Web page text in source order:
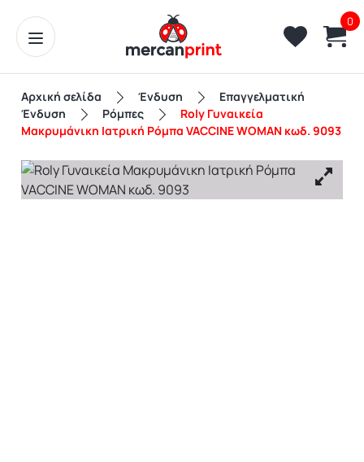
0
Αρχική σελίδα Ένδυση
Επαγγελματική
Ένδυση
Ρόμπες
Roly Γυναικεία
Mακρυμάνικη Ιατρική Ρόμπα VACCINE WOMAN κωδ. 9093